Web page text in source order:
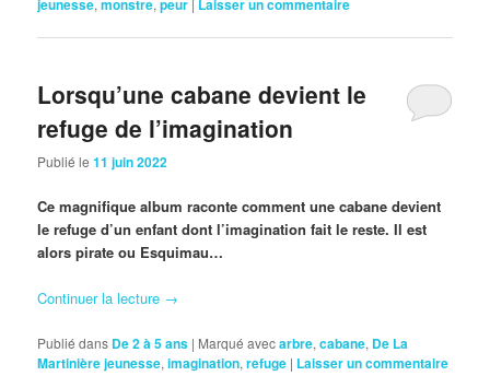
jeunesse monstre peur Laisser un commentaire
Lorsqu’une cabane devient le
refuge de l’imagination
Publié le11 juin 2022
Ce magnifique album raconte comment une cabane devient
le refuge d’un enfant dont l’imagination fait le reste. Il est
alors pirate ou Esquimau…
Continuer la lecture →
Publié dans De 2 à 5 ans | Marqué avecarbre,cabane, De La
Martinière jeunesse,imagination,refuge | Laisser un commentaire